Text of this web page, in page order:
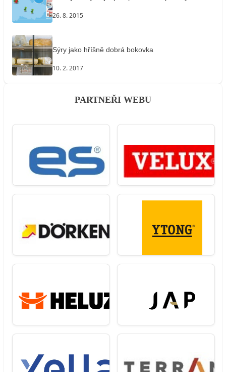
26. 8. 2015
Sýry jako hříšně dobrá bokovka
10. 2. 2017
PARTNEŘI WEBU